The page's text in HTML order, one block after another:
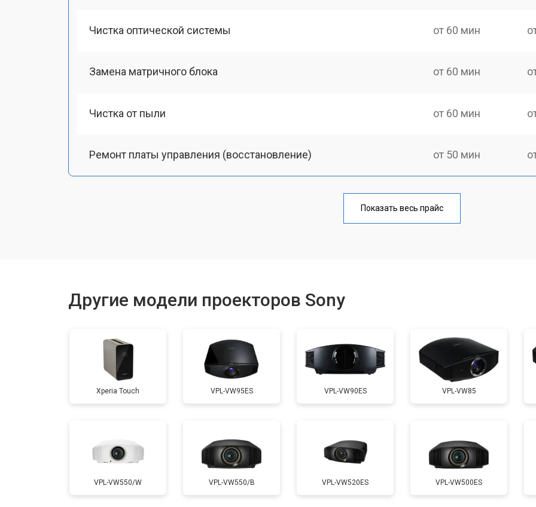
Чистка оптической системы от 60 мин
Замена матричного блока от 60 мин
Чистка от пыли от 60 мин
Ремонт платы управления (восстановление) от 50 мин
от 60 мин
Ремонт блока питания от 70 мин
Замена блока розжига от 50 мин
Показать весь прайс
Другие модели проекторов Sony
Xperia Touch VPL-VW95ES VPL-VW90ES VPL-VW85
VPL-VW550/W VPL-VW550/B VPL-VW520ES VPL-VW500ES